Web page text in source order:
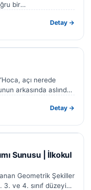
bir
Detay →
açı nerede
arkasında aslında
Detay →
Sunusu | İlkokul
Geometrik Şekiller
3. ve 4. sınıf düzeyine